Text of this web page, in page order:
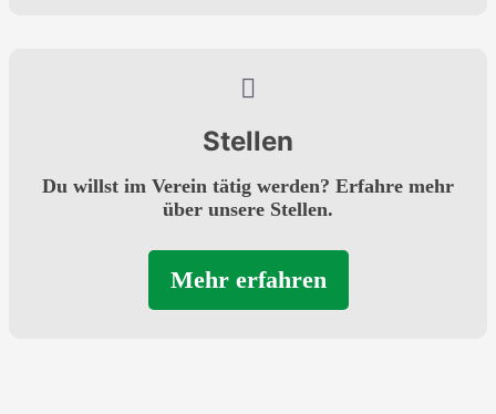
Stellen
Du willst im Verein tätig werden? Erfahre mehr
über unsere Stellen.
Mehr erfahren